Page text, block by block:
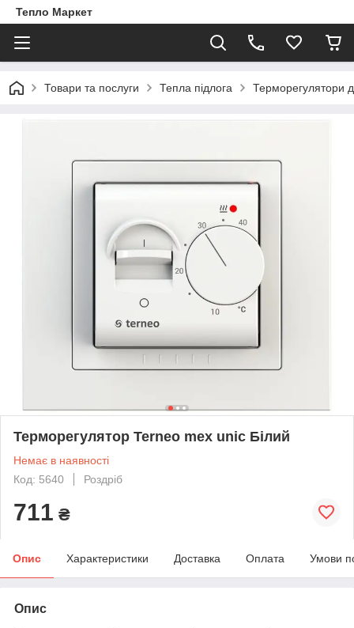
Тепло Маркет
Товари та послуги Тепла підлога Терморегулятори
Терморегулятор Terneo mex unic Білий
Немає в наявності
Код: 5640
Роздріб
711 ₴
Опис Характеристики Доставка Оплата Умови
Опис